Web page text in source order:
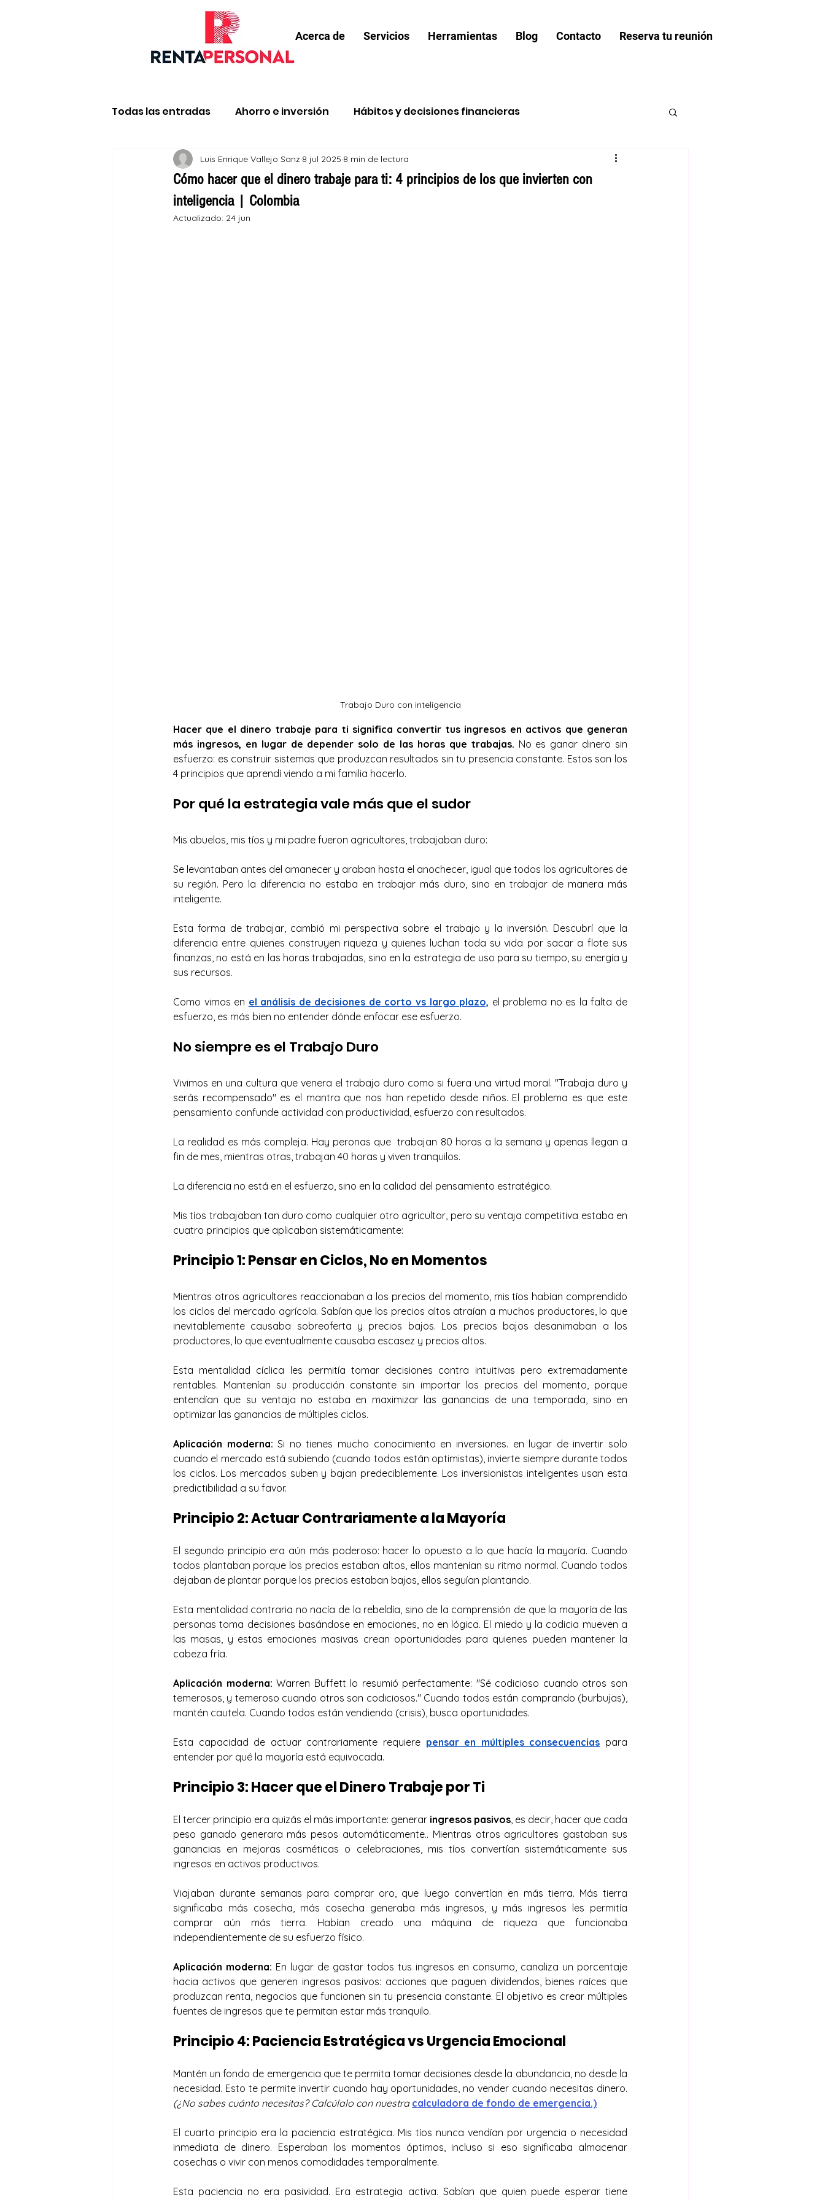
Acerca de Servicios Herramientas Blog Contacto Reserva tu reunión
Todas las entradas Ahorro e inversión Hábitos y decisiones financieras
Impuestos y declaración de renta Salir de deudas
Cómo hacer que el dinero trabaje para ti: 4 principios de los que invierten con
inteligencia | Colombia
Luis Enrique Vallejo Sanz 8 jul 2025 8 min de lectura
Actualizado: 24 jun
Trabajo Duro con inteligencia
Hacer que el dinero trabaje para ti significa convertir tus ingresos en activos que generan
más ingresos, en lugar de depender solo de las horas que trabajas. No es ganar dinero sin
esfuerzo: es construir sistemas que produzcan resultados sin tu presencia constante. Estos son los
4 principios que aprendí viendo a mi familia hacerlo.
Por qué la estrategia vale más que el sudor
Mis abuelos, mis tíos y mi padre fueron agricultores, trabajaban duro:
Se levantaban antes del amanecer y araban hasta el anochecer, igual que todos los agricultores de
su región. Pero la diferencia no estaba en trabajar más duro, sino en trabajar de manera más
inteligente.
Esta forma de trabajar, cambió mi perspectiva sobre el trabajo y la inversión. Descubrí que la
diferencia entre quienes construyen riqueza y quienes luchan toda su vida por sacar a flote sus
finanzas, no está en las horas trabajadas, sino en la estrategia de uso para su tiempo, su energía y
sus recursos.
Como vimos en el análisis de decisiones de corto vs largo plazo, el problema no es la falta de
esfuerzo, es más bien no entender dónde enfocar ese esfuerzo.
No siempre es el Trabajo Duro
Vivimos en una cultura que venera el trabajo duro como si fuera una virtud moral. "Trabaja duro y
serás recompensado" es el mantra que nos han repetido desde niños. El problema es que este
pensamiento confunde actividad con productividad, esfuerzo con resultados.
La realidad es más compleja. Hay peronas que  trabajan 80 horas a la semana y apenas llegan a
fin de mes, mientras otras, trabajan 40 horas y viven tranquilos.
La diferencia no está en el esfuerzo, sino en la calidad del pensamiento estratégico.
Mis tíos trabajaban tan duro como cualquier otro agricultor, pero su ventaja competitiva estaba en
cuatro principios que aplicaban sistemáticamente:
Principio 1: Pensar en Ciclos, No en Momentos
Mientras otros agricultores reaccionaban a los precios del momento, mis tíos habían comprendido
los ciclos del mercado agrícola. Sabían que los precios altos atraían a muchos productores, lo que
inevitablemente causaba sobreoferta y precios bajos. Los precios bajos desanimaban a los
productores, lo que eventualmente causaba escasez y precios altos.
Esta mentalidad cíclica les permitía tomar decisiones contra intuitivas pero extremadamente
rentables. Mantenían su producción constante sin importar los precios del momento, porque
entendían que su ventaja no estaba en maximizar las ganancias de una temporada, sino en
optimizar las ganancias de múltiples ciclos.
Aplicación moderna: Si no tienes mucho conocimiento en inversiones. en lugar de invertir solo
cuando el mercado está subiendo (cuando todos están optimistas), invierte siempre durante todos
los ciclos. Los mercados suben y bajan predeciblemente. Los inversionistas inteligentes usan esta
predictibilidad a su favor.
Principio 2: Actuar Contrariamente a la Mayoría
El segundo principio era aún más poderoso: hacer lo opuesto a lo que hacía la mayoría. Cuando
todos plantaban porque los precios estaban altos, ellos mantenían su ritmo normal. Cuando todos
dejaban de plantar porque los precios estaban bajos, ellos seguían plantando.
Esta mentalidad contraria no nacía de la rebeldía, sino de la comprensión de que la mayoría de las
personas toma decisiones basándose en emociones, no en lógica. El miedo y la codicia mueven a
las masas, y estas emociones masivas crean oportunidades para quienes pueden mantener la
cabeza fría.
Aplicación moderna: Warren Buffett lo resumió perfectamente: "Sé codicioso cuando otros son
temerosos, y temeroso cuando otros son codiciosos." Cuando todos están comprando (burbujas),
mantén cautela. Cuando todos están vendiendo (crisis), busca oportunidades.
Esta capacidad de actuar contrariamente requiere pensar en múltiples consecuencias para
entender por qué la mayoría está equivocada.
Principio 3: Hacer que el Dinero Trabaje por Ti
El tercer principio era quizás el más importante: generar ingresos pasivos, es decir, hacer que cada
peso ganado generara más pesos automáticamente.. Mientras otros agricultores gastaban sus
ganancias en mejoras cosméticas o celebraciones, mis tíos convertían sistemáticamente sus
ingresos en activos productivos.
Viajaban durante semanas para comprar oro, que luego convertían en más tierra. Más tierra
significaba más cosecha, más cosecha generaba más ingresos, y más ingresos les permitía
comprar aún más tierra. Habían creado una máquina de riqueza que funcionaba
independientemente de su esfuerzo físico.
Aplicación moderna: En lugar de gastar todos tus ingresos en consumo, canaliza un porcentaje
hacia activos que generen ingresos pasivos: acciones que paguen dividendos, bienes raíces que
produzcan renta, negocios que funcionen sin tu presencia constante. El objetivo es crear múltiples
fuentes de ingresos que te permitan estar más tranquilo.
Principio 4: Paciencia Estratégica vs Urgencia Emocional
Mantén un fondo de emergencia que te permita tomar decisiones desde la abundancia, no desde la
(¿No sabes cuánto necesitas? Calcúlalo con nuestra calculadora de fondo de emergencia.)
El cuarto principio era la paciencia estratégica. Mis tíos nunca vendían por urgencia o necesidad
inmediata de dinero. Esperaban los momentos óptimos, incluso si eso significaba almacenar
cosechas o vivir con menos comodidades temporalmente.
Esta paciencia no era pasividad. Era estrategia activa. Sabían que quien puede esperar tiene